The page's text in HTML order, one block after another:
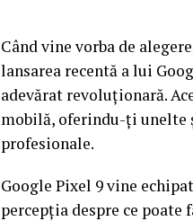
Când vine vorba de
lansarea recentă a lui
adevărat revoluționară.
mobilă, oferindu-ți unelte
profesionale.
Google Pixel 9 vine
percepția despre ce